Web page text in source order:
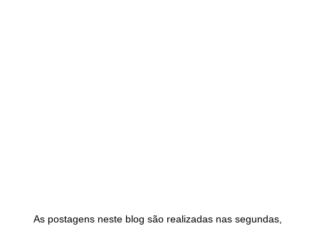
As postagens neste blog são realizadas nas segundas,